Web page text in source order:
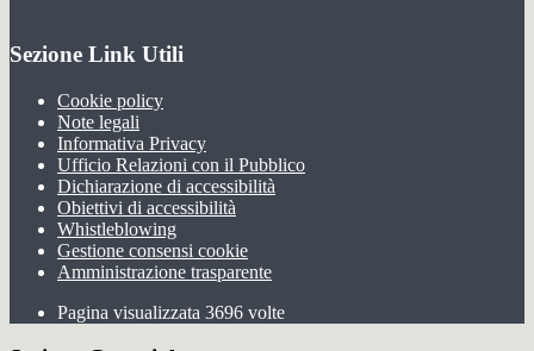
Sezione Link Utili
Cookie policy
Note legali
Informativa Privacy
Ufficio Relazioni con il Pubblico
Dichiarazione di accessibilità
Obiettivi di accessibilità
Whistleblowing
Gestione consensi cookie
Amministrazione trasparente
Pagina visualizzata 3696 volte